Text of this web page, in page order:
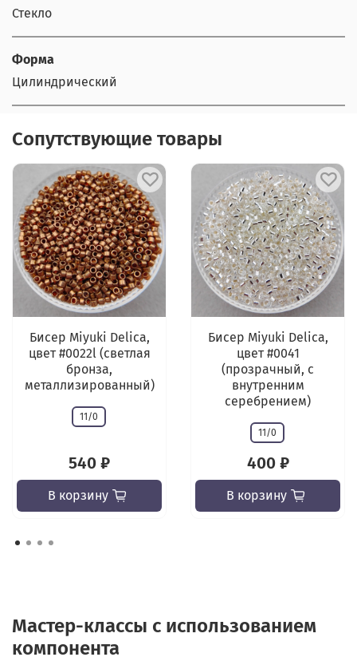
Стекло
Форма
Цилиндрический
Сопутствующие товары
Бисер Miyuki Delica,
цвет #0022l (светлая
бронза,
металлизированный)
11/0
540 ₽
В корзину
Бисер Miyuki Delica,
цвет #0041
(прозрачный, с
внутренним
серебрением)
11/0
400 ₽
В корзину
Мастер-классы с использованием
компонента